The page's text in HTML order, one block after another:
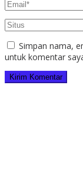
Simpan nama,
untuk komentar